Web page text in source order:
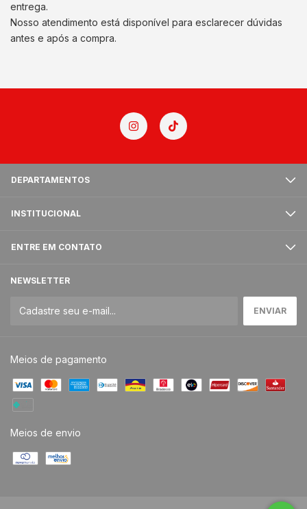
entrega.
Nosso atendimento está disponível para esclarecer dúvidas
antes e após a compra.
DEPARTAMENTOS
INSTITUCIONAL
ENTRE EM CONTATO
NEWSLETTER
Meios de pagamento
Meios de envio